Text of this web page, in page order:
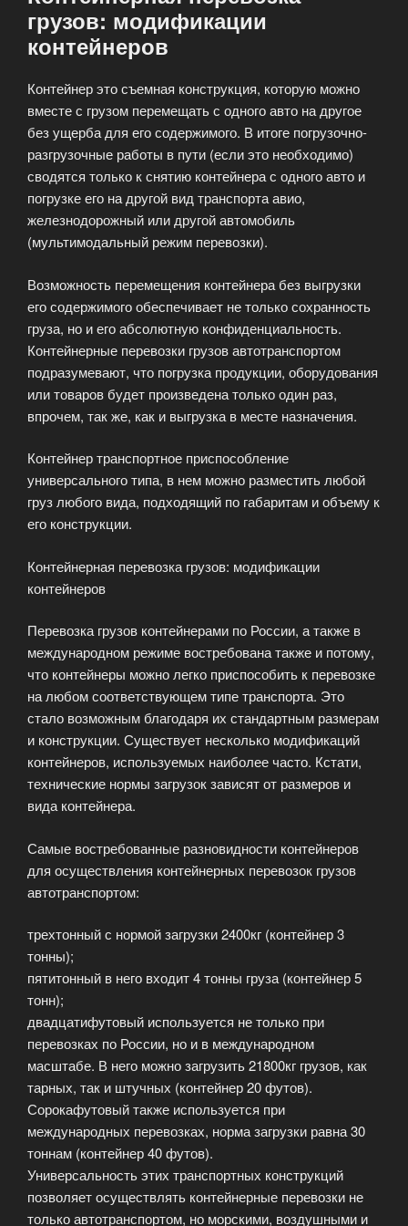
грузов: модификации
контейнеров
Контейнер это съемная конструкция, которую можно
вместе с грузом перемещать с одного авто на другое
без ущерба для его содержимого. В итоге погрузочно-
разгрузочные работы в пути (если это необходимо)
сводятся только к снятию контейнера с одного авто и
погрузке его на другой вид транспорта авио,
железнодорожный или другой автомобиль
(мультимодальный режим перевозки).
Возможность перемещения контейнера без выгрузки
его содержимого обеспечивает не только сохранность
груза, но и его абсолютную конфиденциальность.
Контейнерные перевозки грузов автотранспортом
подразумевают, что погрузка продукции, оборудования
или товаров будет произведена только один раз,
впрочем, так же, как и выгрузка в месте назначения.
Контейнер транспортное приспособление
универсального типа, в нем можно разместить любой
груз любого вида, подходящий по габаритам и объему к
его конструкции.
Контейнерная перевозка грузов: модификации
контейнеров
Перевозка грузов контейнерами по России, а также в
международном режиме востребована также и потому,
что контейнеры можно легко приспособить к перевозке
на любом соответствующем типе транспорта. Это
стало возможным благодаря их стандартным размерам
и конструкции. Существует несколько модификаций
контейнеров, используемых наиболее часто. Кстати,
технические нормы загрузок зависят от размеров и
вида контейнера.
Самые востребованные разновидности контейнеров
для осуществления контейнерных перевозок грузов
автотранспортом:
трехтонный с нормой загрузки 2400кг (контейнер 3
тонны);
пятитонный в него входит 4 тонны груза (контейнер 5
тонн);
двадцатифутовый используется не только при
перевозках по России, но и в международном
масштабе. В него можно загрузить 21800кг грузов, как
тарных, так и штучных (контейнер 20 футов).
Сорокафутовый также используется при
международных перевозках, норма загрузки равна 30
тоннам (контейнер 40 футов).
Универсальность этих транспортных конструкций
позволяет осуществлять контейнерные перевозки не
только автотранспортом, но морскими, воздушными и